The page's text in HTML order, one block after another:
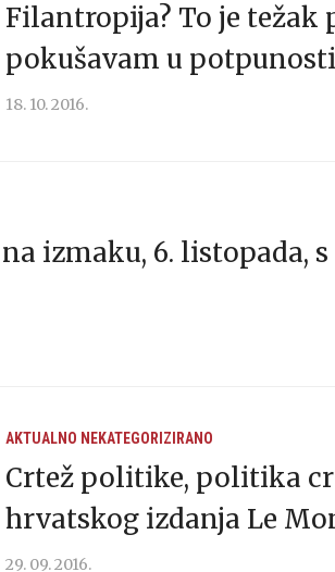
Filantropija? To je težak
pokušavam u
18. 10. 2016.
izmaku, 6. listopada,
AKTUALNO NEKATEGORIZIRANO
Crtež politike, politika
hrvatskog izdanja Le
29. 09. 2016.